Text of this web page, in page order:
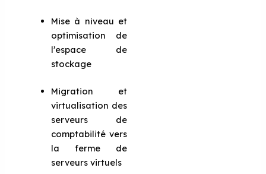
Mise à niveau et
optimisation de
l’espace de
stockage
Migration et
virtualisation des
serveurs de
comptabilité vers
la ferme de
serveurs virtuels